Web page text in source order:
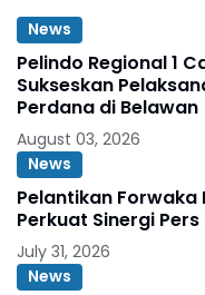
News
Pelindo Regional 1
Sukseskan
Perdana di Belawan
August 03, 2026
News
Pelantikan Forwaka
Perkuat Sinergi
July 31, 2026
News